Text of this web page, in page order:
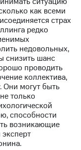
как всеми
страх
редко
недовольных,
снизить шанс
проводить
коллектива,
Они могут быть
только
способности
возникающие